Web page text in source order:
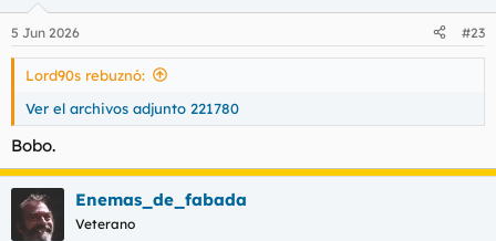
5 Jun 2026 #23
Lord90s rebuznó:
Ver el archivos adjunto 221780
Bobo.
Enemas_de_fabada
Veterano